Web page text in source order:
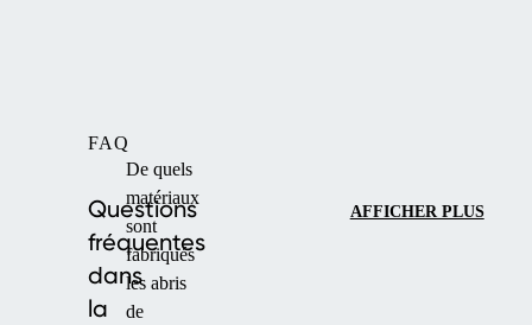
FAQ
Questions
fréquentes
dans
la
De quels
matériaux
sont
fabriqués
les abris
de
AFFICHER PLUS